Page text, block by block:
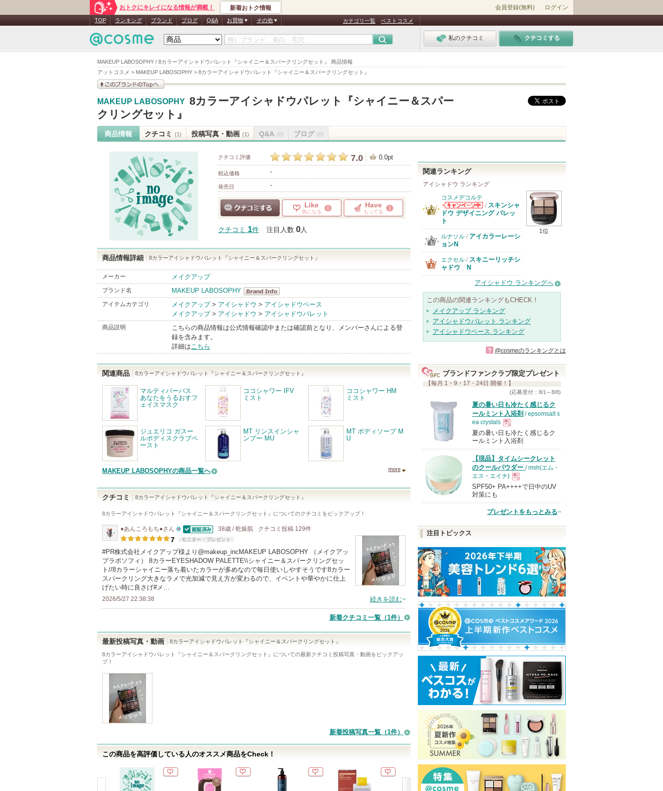
MAKEUP LABOSOPHY / 8カラーアイシャドウパレット『シャイニー＆スパークリングセット』 商品情報
アットコスメ > MAKEUP LABOSOPHY > 8カラーアイシャドウパレット『シャイニー＆スパークリングセット』
おトクにキレイになる情報が満載！ 新着おトク情報 会員登録(無料) ログイン
TOP ランキング ブランド ブログ Q&A お買物 その他 カテゴリ一覧 ベストコスメ
私のクチコミ クチコミする
見る
MAKEUP LABOSOPHY 8カラーアイシャドウパレット『シャイニー＆スパー
クリングセット』
商品情報 クチコミ (1) 投稿写真・動画 (1) Q&A (0) ブログ (0)
クチコミ評価 7.0 0.0pt
税込価格 -
発売日 -
Like
気になる
0 Have
もってる
1
クチコミ 1件 注目人数 0人
商品情報詳細 8カラーアイシャドウパレット『シャイニー＆スパークリングセット』
メーカー メイクアップ
ブランド名
MAKEUP LABOSOPHY
MAKEUP
LABOSOPHY
BrandInfo
アイテムカテゴリ メイクアップ> アイシャドウ > アイシャドウベース
メイクアップ> アイシャドウ > アイシャドウパレット
商品説明
こちらの商品情報は公式情報確認中または確認前となり、メンバーさんによる登
録を含みます。
詳細はこちら
関連商品 8カラーアイシャドウパレット『シャイニー＆スパークリングセット』
マルティパーパス
あなたをうるおすフ
ェイスマスク
ココシャワー IFV
ミスト
ココシャワー HM
ミスト
ジュエリコ ガスー
ルボディスクラブペ
ースト
MT リンスインシャ
ンプー MU
MT ボディソープ M
U
MAKEUP LABOSOPHYの商品一覧へ more
クチコミ 8カラーアイシャドウパレット『シャイニー＆スパークリングセット』
8カラーアイシャドウパレット『シャイニー＆スパークリングセット』 についてのクチコミをピックアップ！
●あんころもち●さん
10
人
以
上
ン
ー
に
お
れ
い
認証済
38歳 / 乾燥肌 クチコミ投稿 129件
7 モニター・プレゼント
#PR株式会社メイクアップ様より@makeup_incMAKEUP LABOSOPHY （メイクアッ
プラボソフィ） 8カラーEYESHADOW PALETTE\\シャイニー＆スパークリングセッ
ト//8カラーシャイニー落ち着いたカラーが多めなので毎日使いしやすそうです8カラー
スパークリング大きなラメで光加減で見え方が変わるので、イベントや華やかに仕上
げたい時に良さげ#メ…
2026/5/27 22:38:38 続きを読む
新着クチコミ一覧 （1件）
最新投稿写真・動画 8カラーアイシャドウパレット『シャイニー＆スパークリングセット』
8カラーアイシャドウパレット『シャイニー＆スパークリングセット』 についての最新クチコミ投稿写真・動画をピックアッ
プ！
新着投稿写真一覧（1件）
この商品を高評価している人のオススメ商品をCheck！
関連ランキング
アイシャドウ ランキング
1位
コスメデコルテ
コスメデコルテ
からのお知らせ
/ スキンシャ
ドウ デザイニング パレッ
ト
ルナソル / アイカラーレーシ
ョンN
エクセル / スキニーリッチシ
ャドウ N
アイシャドウ ランキングへ
この商品の関連ランキングもCHECK！
メイクアップ ランキング
アイシャドウパレット ランキング
アイシャドウベース ランキング
? @cosmeのランキングとは
ブランドファンクラブ限定プレゼント
【毎月 1・9・17・24日 開催！】
(応募受付：8/1～8/8)
夏の暑い日も冷たく感じるク
ールミント入浴剤 / epsomsalt s
ea crystals
現
品
夏の暑い日も冷たく感じるク
ールミント入浴剤
【現品】タイムシークレット
のクールパウダー / msh(エム・
エス・エイチ)
現
品
SPF50+ PA++++で日中のUV
対策にも
プレゼントをもっとみる
注目トピックス